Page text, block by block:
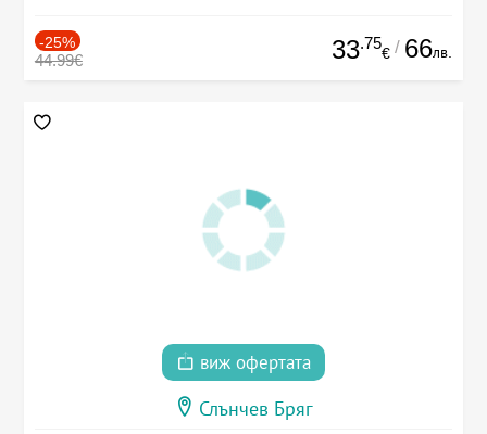
-25%
44.99€ 33.75
€ / 66лв.
виж офертата
Слънчев Бряг